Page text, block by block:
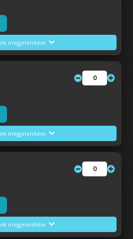
megjelenítése
megjelenítése
megjelenítése